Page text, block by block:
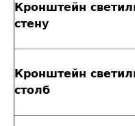
Кронштейн
стену
Кронштейн
столб